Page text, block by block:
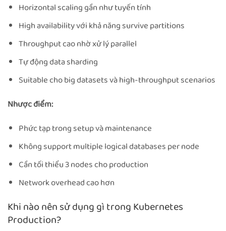
Horizontal scaling gần như tuyến tính
High availability với khả năng survive partitions
Throughput cao nhờ xử lý parallel
Tự động data sharding
Suitable cho big datasets và high-throughput scenarios
Nhược điểm:
Phức tạp trong setup và maintenance
Không support multiple logical databases per node
Cần tối thiểu 3 nodes cho production
Network overhead cao hơn
Khi nào nên sử dụng gì trong Kubernetes
Production?